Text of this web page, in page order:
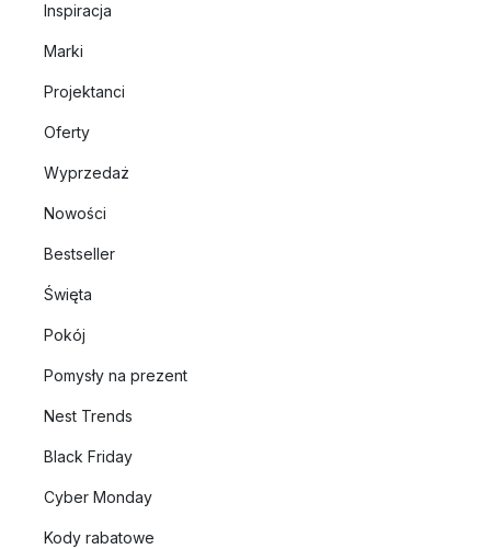
Inspiracja
Marki
Projektanci
Oferty
Wyprzedaż
Nowości
Bestseller
Święta
Pokój
Pomysły na prezent
Nest Trends
Black Friday
Cyber Monday
Kody rabatowe